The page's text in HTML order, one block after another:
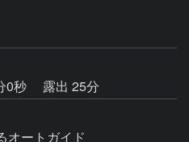
0秒
露出 25分
オートガイド